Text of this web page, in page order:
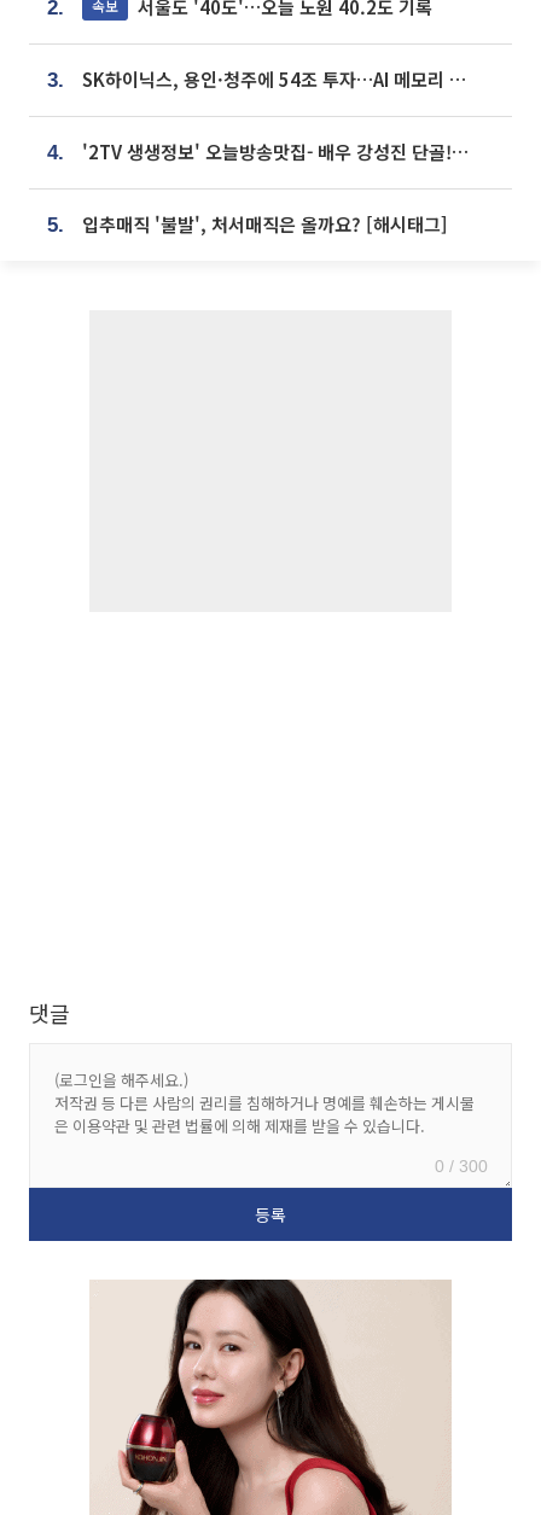
2. 속보 서울도 '40도'…오늘 노원 40.2도 기록
3. SK하이닉스, 용인·청주에 54조 투자…AI 메모리 생산기지 키운다
4. '2TV 생생정보' 오늘방송맛집- 배우 강성진 단골! 쌀국수ㆍ푸팟퐁 커리 맛집 '블○○○'
5. 입추매직 '불발', 처서매직은 올까요? [해시태그]
댓글
0 / 300